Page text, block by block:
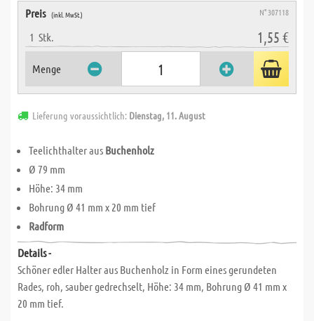
Preis (inkl. MwSt.) N° 307118
1 Stk. 1,55 €
Menge
Lieferung voraussichtlich: Dienstag, 11. August
Teelichthalter aus Buchenholz
Ø 79 mm
Höhe: 34 mm
Bohrung Ø 41 mm x 20 mm tief
Radform
Details -
Schöner edler Halter aus Buchenholz in Form eines gerundeten
Rades, roh, sauber gedrechselt, Höhe: 34 mm, Bohrung Ø 41 mm x
20 mm tief.